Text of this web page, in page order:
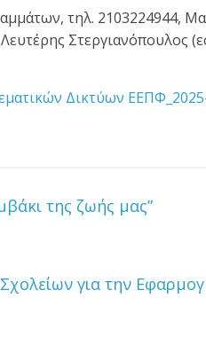
τηλ. 2103224944,
Στεργιανόπουλος
Δικτύων
της ζωής μας”
για την